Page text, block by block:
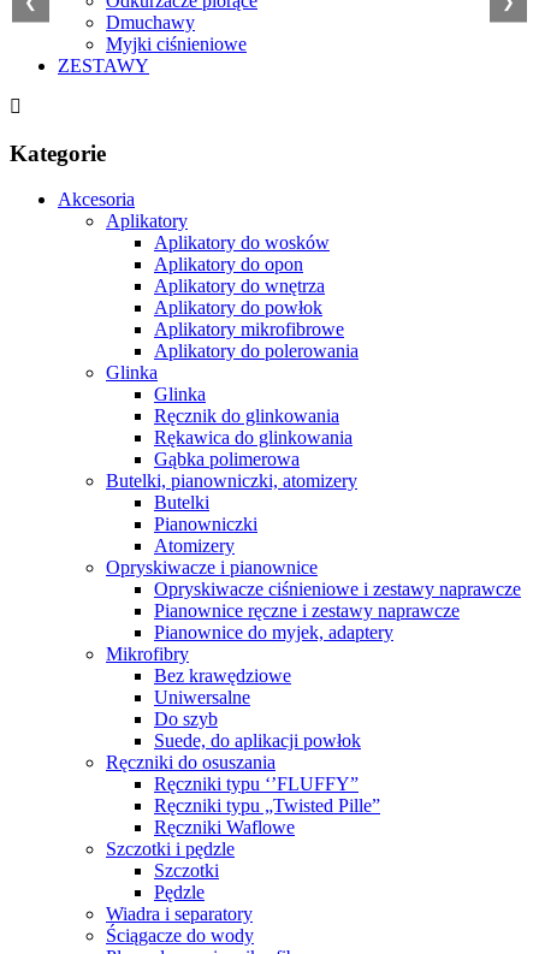
Dmuchawy
Myjki ciśnieniowe
ZESTAWY
Kategorie
Akcesoria
Aplikatory
Aplikatory do wosków
Aplikatory do opon
Aplikatory do wnętrza
Aplikatory do powłok
Aplikatory mikrofibrowe
Aplikatory do polerowania
Glinka
Glinka
Ręcznik do glinkowania
Rękawica do glinkowania
Gąbka polimerowa
Butelki, pianowniczki, atomizery
Butelki
Pianowniczki
Atomizery
Opryskiwacze i pianownice
Opryskiwacze ciśnieniowe i zestawy naprawcze
Pianownice ręczne i zestawy naprawcze
Pianownice do myjek, adaptery
Mikrofibry
Bez krawędziowe
Uniwersalne
Do szyb
Suede, do aplikacji powłok
Ręczniki do osuszania
Ręczniki typu ‘’FLUFFY”
Ręczniki typu „Twisted Pille”
Ręczniki Waflowe
Szczotki i pędzle
Szczotki
Pędzle
Wiadra i separatory
Ściągacze do wody